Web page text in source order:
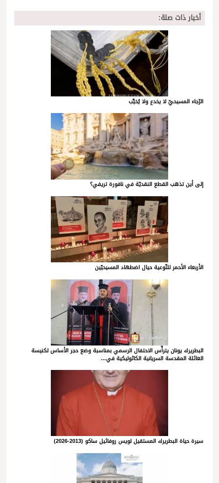
أخبار ذات صلة:
الرّجاء المسيحيّ لا يخدع ولا يُخيِّب
إلى أين تذهب القطع النقديّة في نافورة تريفي؟
الأربعاء الأحمر للتّوعية حيال اضطهاد المسيحيّين
البطريرك يونان يترأّس الاحتفال الرسمي بمناسبة وضع حجر الأساس لكنيسة
العائلة المقدسة السريانية الكاثوليكية في…
سيرة حياة البطريرك المستقيل لويس روفائيل ساكو (2013-2026)